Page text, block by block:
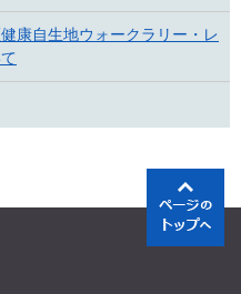
康自生地ウォークラリー・レ